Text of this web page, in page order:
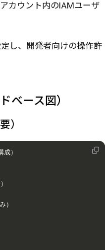
カウント内のIAMユーザ
し、開発者向けの操作許
ベース図）
）
）
）